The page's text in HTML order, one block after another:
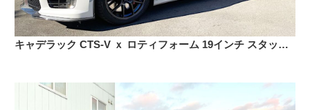
キャデラック CTS-V ｘ ロティフォーム 19インチ スタッドレス